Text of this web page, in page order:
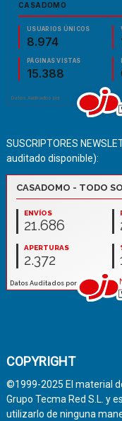
SUSCRIPTORES
auditado disponible):
COPYRIGHT
©1999-2025 El material
Grupo Tecma Red S.L. y
utilizarlo de ninguna